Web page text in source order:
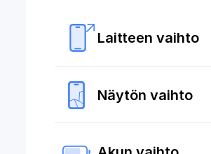
Laitteen vaihto
Näytön vaihto